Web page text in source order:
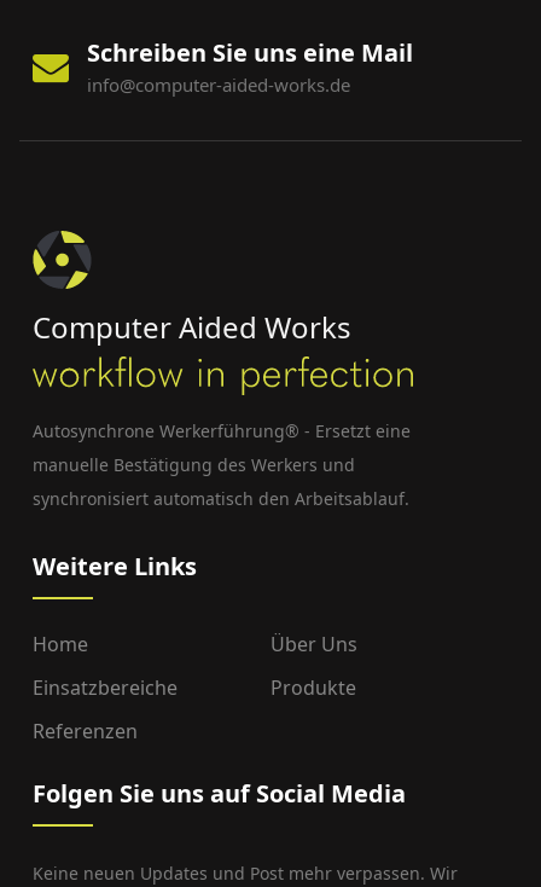
Schreiben Sie uns eine Mail
info@computer-aided-works.de
Computer Aided Works
Autosynchrone Werkerführung® - Ersetzt eine
manuelle Bestätigung des Werkers und
synchronisiert automatisch den Arbeitsablauf.
Weitere Links
Home
Über Uns
Einsatzbereiche
Produkte
Referenzen
Folgen Sie uns auf Social Media
Keine neuen Updates und Post mehr verpassen. Wir